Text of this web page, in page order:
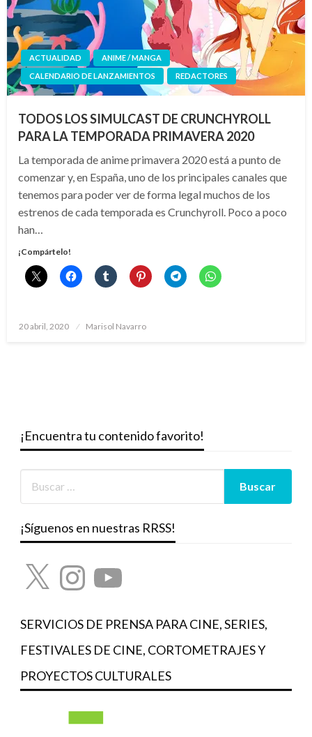
ACTUALIDAD
ANIME / MANGA
CALENDARIO DE LANZAMIENTOS
REDACTORES
TODOS LOS SIMULCAST DE CRUNCHYROLL
PARA LA TEMPORADA PRIMAVERA 2020
La temporada de anime primavera 2020 está a punto de
comenzar y, en España, uno de los principales canales que
tenemos para poder ver de forma legal muchos de los
estrenos de cada temporada es Crunchyroll. Poco a poco
han…
¡Compártelo!
Publicado
20 abril, 2020 Marisol Navarro
¡Encuentra tu contenido favorito!
¡Síguenos en nuestras RRSS!
X InstagramYouTube
SERVICIOS DE PRENSA PARA CINE, SERIES,
FESTIVALES DE CINE, CORTOMETRAJES Y
PROYECTOS CULTURALES